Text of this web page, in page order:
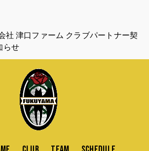
社 津口ファーム クラブパートナー契
らせ